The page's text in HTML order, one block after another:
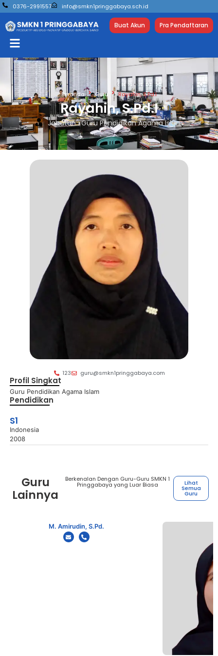
0376-2991557 info@smkn1pringgabaya.sch.id
Buat Akun Pra Pendaftaran
Beranda Guru Rayahin, S.Pd.I
Rayahin, S.Pd.I
Jabatan : Guru Pendidikan Agama Islam
123 guru@smkn1pringgabaya.com
Profil Singkat
Guru Pendidikan Agama Islam
Pendidikan
S1
Indonesia
2008
Guru
Lainnya
Berkenalan Dengan Guru-Guru SMKN 1
Pringgabaya yang Luar Biasa Lihat
Semua
Guru
M. Amirudin, S.Pd.